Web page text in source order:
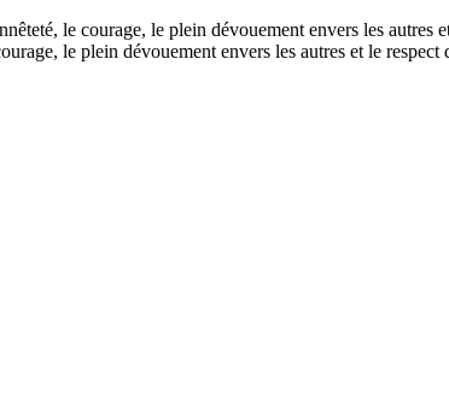
le courage, le plein dévouement envers les autres
le plein dévouement envers les autres et le